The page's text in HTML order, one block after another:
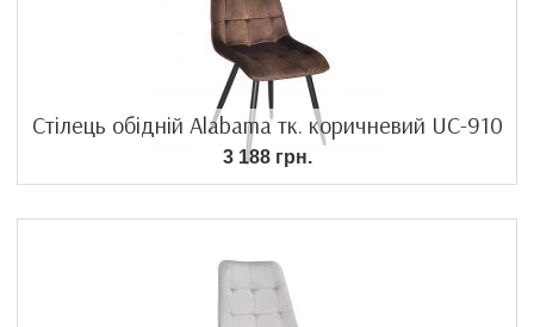
Стілець обідній Alabama тк. коричневий UC-910
3 188 грн.